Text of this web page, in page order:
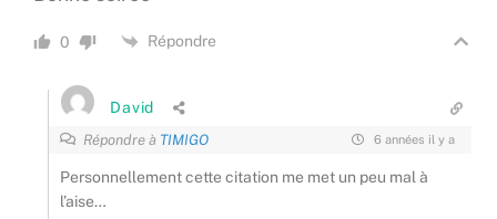
0 Répondre
David
Répondre à TIMIGO 6 années il y a
Personnellement cette citation me met un peu mal à
l’aise…